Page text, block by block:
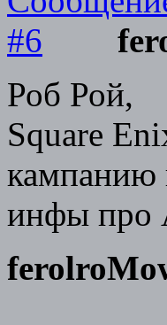
Роб Рой,
Square
кампанию
инфы про